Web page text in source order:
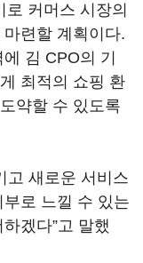
커머스 시장의
련할 계획이다.
김 CPO의 기
최적의 쇼핑 환
약할 수 있도록
고 새로운 서비스
로 느낄 수 있는
겠다”고 말했